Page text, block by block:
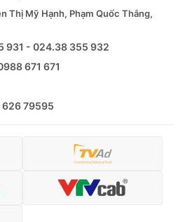
Thị Mỹ Hạnh, Phạm Quốc Thắng,
931 - 024.38 355 932
671 671
79595